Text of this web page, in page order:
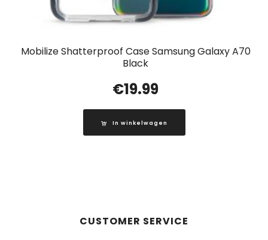
Mobilize Shatterproof Case Samsung Galaxy A70
Black
€19.99
In winkelwagen
CUSTOMER SERVICE